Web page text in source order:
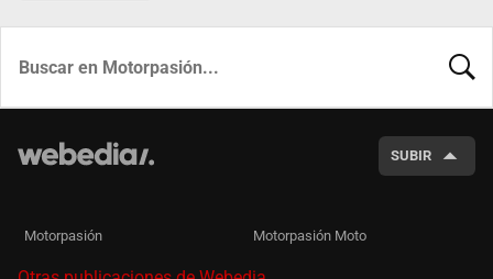
SUBIR
Motorpasión Motorpasión Moto